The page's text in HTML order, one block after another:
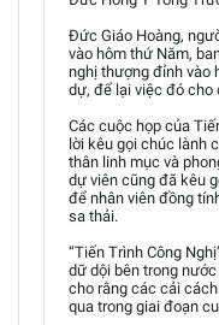
Đức Giáo Hoàng,
vào hôm thứ Năm,
nghị thượng đỉnh vào
dự, để lại việc đó cho
Các cuộc họp của
lời kêu gọi chúc lành
thân linh mục và
dự viên cũng đã kêu
để nhân viên đồng
sa thải.
“Tiến Trình Công
dữ dội bên trong
cho rằng các cải
qua trong giai đoạn